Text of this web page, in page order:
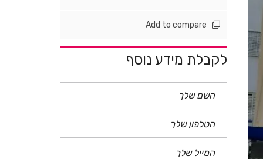
Add to compare
לקבלת מידע נוסף